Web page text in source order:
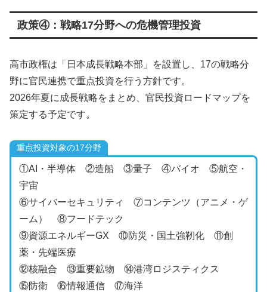
政策④：戦略17分野への危機管理投資
高市政権は「日本成長戦略本部」を設置し、17の戦略分
野に官民連携で重点投資を行う方針です。
2026年夏に成長戦略をまとめ、官民投資ロードマップを
策定する予定です。
重点投資対象の17分野
①AI・半導体 ②造船 ③量子 ④バイオ ⑤航空・
宇宙
⑥サイバーセキュリティ ⑦コンテンツ（アニメ・ゲ
ーム） ⑧フードテック
⑨資源エネルギーGX ⑩防災・国土強靭化 ⑪創
薬・先端医療
⑫核融合 ⑬重要鉱物 ⑭港湾ロジスティクス
⑮防衛 ⑯情報通信 ⑰海洋